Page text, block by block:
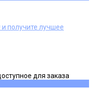
получите лучшее
для заказа